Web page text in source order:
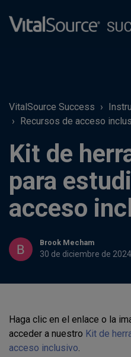
VitalSource Success
Recursos de acceso
Kit de
para
acceso
Brook Mecham
30 de diciembre de
Haga clic en el enlace o la
acceder a nuestro Kit de
acceso inclusivo.